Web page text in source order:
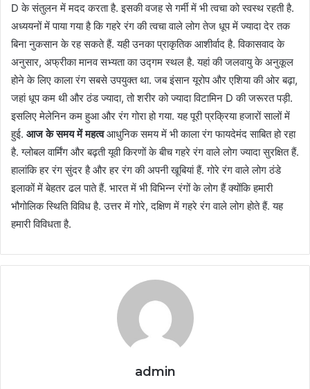
D के संतुलन में मदद करता है. इसकी वजह से गर्मी में भी त्वचा को स्वस्थ रहती है.
अध्ययनों में पाया गया है कि गहरे रंग की त्वचा वाले लोग तेज धूप में ज्यादा देर तक
बिना नुकसान के रह सकते हैं. यही उनका प्राकृतिक आशीर्वाद है. विकासवाद के
अनुसार, अफ्रीका मानव सभ्यता का उद्गम स्थल है. यहां की जलवायु के अनुकूल
होने के लिए काला रंग सबसे उपयुक्त था. जब इंसान यूरोप और एशिया की ओर बढ़ा,
जहां धूप कम थी और ठंड ज्यादा, तो शरीर को ज्यादा विटामिन D की जरूरत पड़ी.
इसलिए मेलेनिन कम हुआ और रंग गोरा हो गया. यह पूरी प्रक्रिया हजारों सालों में
हुई. आज के समय में महत्वआधुनिक समय में भी काला रंग फायदेमंद साबित हो रहा
है. ग्लोबल वार्मिंग और बढ़ती यूवी किरणों के बीच गहरे रंग वाले लोग ज्यादा सुरक्षित हैं.
हालांकि हर रंग सुंदर है और हर रंग की अपनी खूबियां हैं. गोरे रंग वाले लोग ठंडे
इलाकों में बेहतर ढल पाते हैं. भारत में भी विभिन्न रंगों के लोग हैं क्योंकि हमारी
भौगोलिक स्थिति विविध है. उत्तर में गोरे, दक्षिण में गहरे रंग वाले लोग होते हैं. यह
हमारी विविधता है.
admin